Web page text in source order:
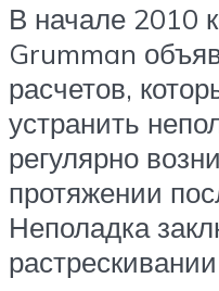
В начале 2010
Grumman
расчетов,
устранить
регулярно
протяжении
Неполадка